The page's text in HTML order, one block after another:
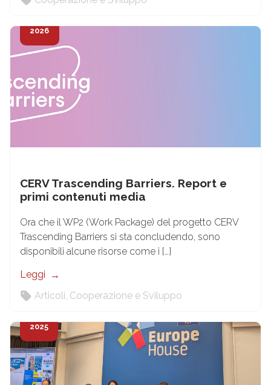
21
2026
CERV Trascending Barriers. Report e
primi contenuti media
Ora che il WP2 (Work Package) del progetto CERV
Trascending Barriers si sta concludendo, sono
disponibili alcune risorse come i […]
Leggi
Articoli Cooperazione e Sviluppo
7
2025